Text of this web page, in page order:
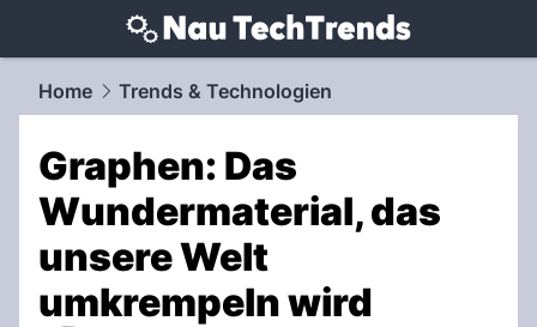
techtrends.NAU.ch
Home Trends & Technologien
Graphen: Das
Wundermaterial, das
unsere Welt
umkrempeln wird